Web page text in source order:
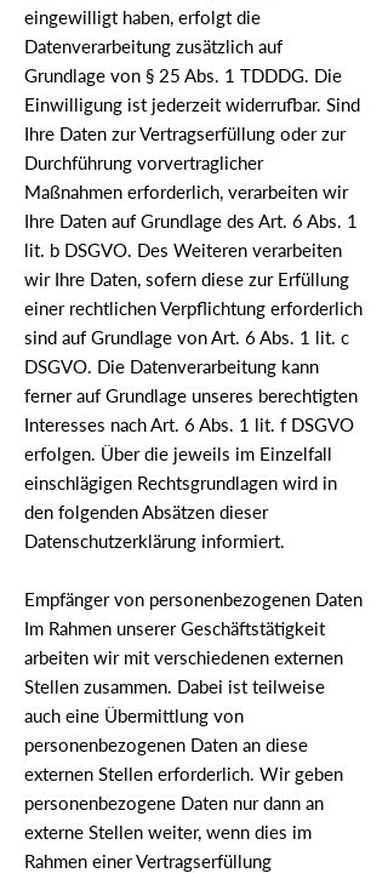
eingewilligt haben, erfolgt die
Datenverarbeitung zusätzlich auf
Grundlage von § 25 Abs. 1 TDDDG. Die
Einwilligung ist jederzeit widerrufbar. Sind
Ihre Daten zur Vertragserfüllung oder zur
Durchführung vorvertraglicher
Maßnahmen erforderlich, verarbeiten wir
Ihre Daten auf Grundlage des Art. 6 Abs. 1
lit. b DSGVO. Des Weiteren verarbeiten
wir Ihre Daten, sofern diese zur Erfüllung
einer rechtlichen Verpflichtung erforderlich
sind auf Grundlage von Art. 6 Abs. 1 lit. c
DSGVO. Die Datenverarbeitung kann
ferner auf Grundlage unseres berechtigten
Interesses nach Art. 6 Abs. 1 lit. f DSGVO
erfolgen. Über die jeweils im Einzelfall
einschlägigen Rechtsgrundlagen wird in
den folgenden Absätzen dieser
Datenschutzerklärung informiert.
Empfänger von personenbezogenen Daten
Im Rahmen unserer Geschäftstätigkeit
arbeiten wir mit verschiedenen externen
Stellen zusammen. Dabei ist teilweise
auch eine Übermittlung von
personenbezogenen Daten an diese
externen Stellen erforderlich. Wir geben
personenbezogene Daten nur dann an
externe Stellen weiter, wenn dies im
Rahmen einer Vertragserfüllung